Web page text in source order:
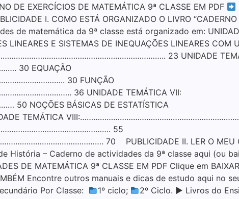
DE EXERCÍCIOS DE MATEMÁTICA 9ª CLASSE EM PDF
I. COMO ESTÁ ORGANIZADO O LIVRO
de matemática da 9ª classe está organizado em:
LINEARES E SISTEMAS DE INEQUAÇÕES LINEARES COM
23 UNIDADE
EQUAÇÃO
30 FUNÇÃO
36 UNIDADE TEMÁTICA VII:
BÁSICAS DE ESTATÍSTICA
TEMÁTICA
55
70 PUBLICIDADE II. LER O MEU
História – Caderno de actividades da 9ª classe aqui (ou
DE MATEMÁTICA 9ª CLASSE EM PDF Clique em
Encontre outros manuais e dicas de estudo aqui no
Por Classe:
1º ciclo;
2º Ciclo. ▶ Livros do